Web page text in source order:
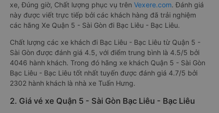
xe, Đúng giờ, Chất lượng phục vụ trên Vexere.com. Đánh giá
này được viết trực tiếp bởi các khách hàng đã trải nghiệm
các hãng Xe Quận 5 - Sài Gòn đi Bạc Liêu - Bạc Liêu.
Chất lượng các xe khách đi Bạc Liêu - Bạc Liêu từ Quận 5 -
Sài Gòn được đánh giá 4.5, với điểm trung bình là 4.5/5 bởi
4046 hành khách. Trong đó hãng xe khách Quận 5 - Sài Gòn
Bạc Liêu - Bạc Liêu tốt nhất tuyến được đánh giá 4.7/5 bởi
2302 hành khách là nhà xe Tuấn Hưng.
2. Giá vé xe Quận 5 - Sài Gòn Bạc Liêu - Bạc Liêu